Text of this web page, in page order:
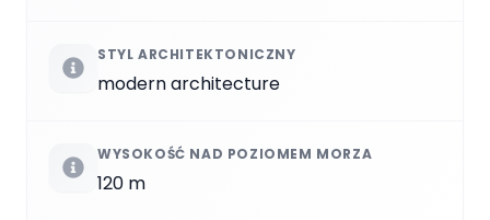
STYL ARCHITEKTONICZNY
modern architecture
WYSOKOŚĆ NAD POZIOMEM MORZA
120 m